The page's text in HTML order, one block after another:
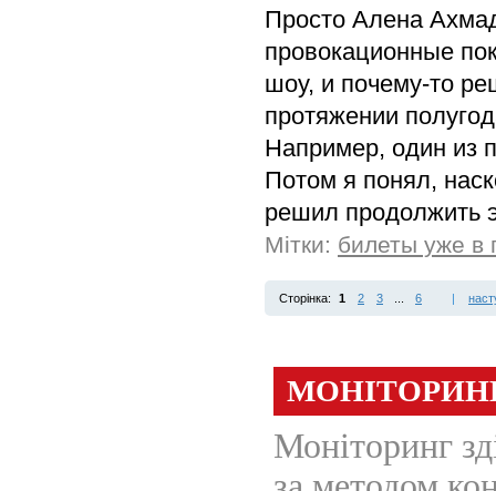
Просто Алена
провокационные
шоу, и почему-то
протяжении
Например, один из
Потом я понял,
решил продолжить
Мітки: билеты уже в
Сторінка: 1 2 3 6 |